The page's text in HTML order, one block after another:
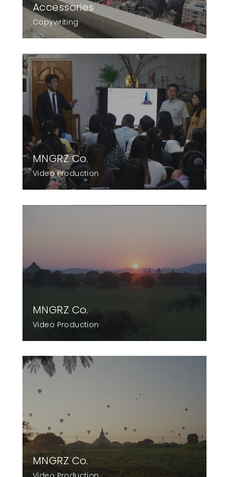
Accessories
Copywriting
MNGRZ Co.
Video Production
MNGRZ Co.
Video Production
MNGRZ Co.